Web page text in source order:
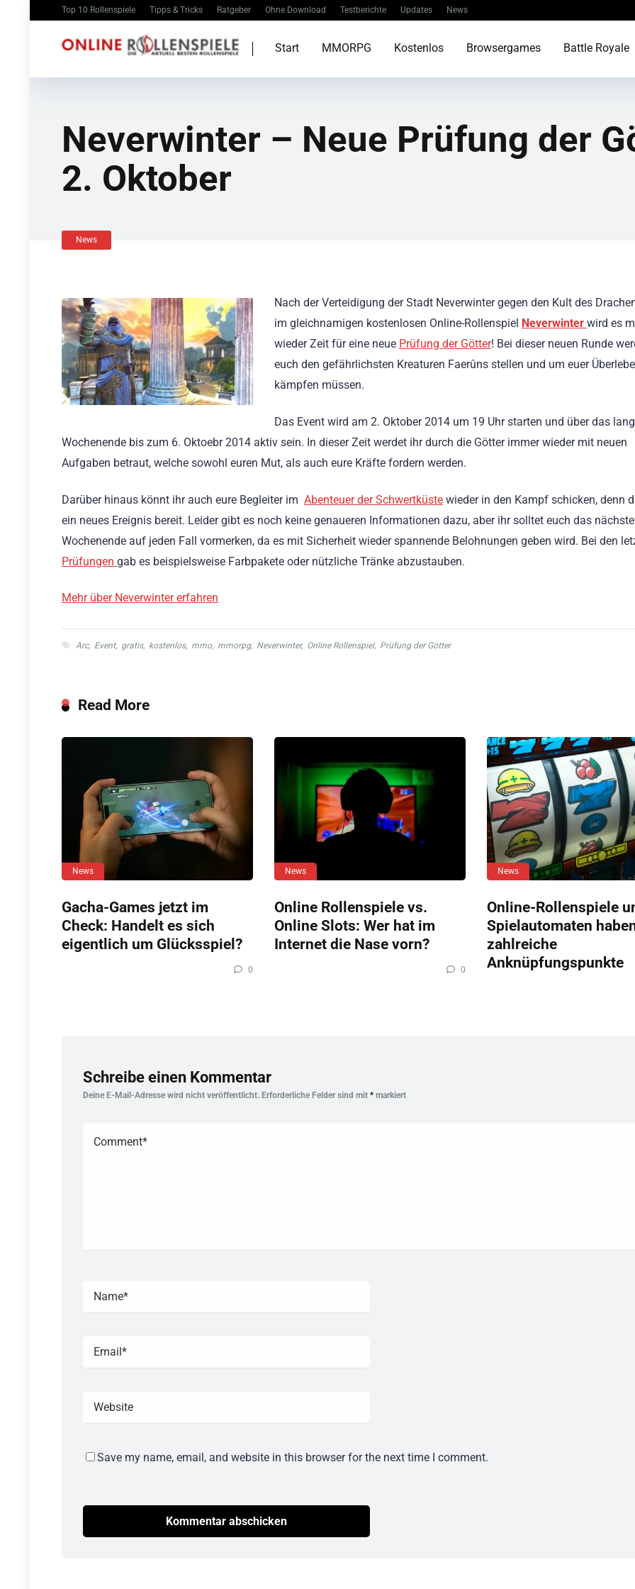
Top 10 Rollenspiele Tipps & Tricks Ratgeber Ohne Download Testberichte Updates News
Start MMORPG Kostenlos Browsergames Battle Royale
Neverwinter – Neue Prüfung der
2. Oktober
News
Nach der Verteidigung der Stadt Neverwinter gegen den Kult des
im gleichnamigen kostenlosen Online-Rollenspiel Neverwinter wird es
wieder Zeit für eine neue Prüfung der Götter! Bei dieser neuen Runde
euch den gefährlichsten Kreaturen Faerûns stellen und um euer
kämpfen müssen.
Das Event wird am 2. Oktober 2014 um 19 Uhr starten und über das
Wochenende bis zum 6. Oktoebr 2014 aktiv sein. In dieser Zeit werdet ihr durch die Götter immer wieder mit neuen
Aufgaben betraut, welche sowohl euren Mut, als auch eure Kräfte fordern werden.
Darüber hinaus könnt ihr auch eure Begleiter im Abenteuer der Schwertküste wieder in den Kampf schicken, denn
ein neues Ereignis bereit. Leider gibt es noch keine genaueren Informationen dazu, aber ihr solltet euch das nächste
Wochenende auf jeden Fall vormerken, da es mit Sicherheit wieder spannende Belohnungen geben wird. Bei den
Prüfungen gab es beispielsweise Farbpakete oder nützliche Tränke abzustauben.
Mehr über Neverwinter erfahren
Arc, Event, gratis, kostenlos, mmo, mmorpg, Neverwinter, Online Rollenspiel, Prüfung der Götter
Read More
News
Gacha-Games jetzt im
Check: Handelt es sich
eigentlich um Glücksspiel?
0
News
Online Rollenspiele vs.
Online Slots: Wer hat im
Internet die Nase vorn?
0
News
Online-Rollenspiele
Spielautomaten
zahlreiche
Anknüpfungspunkte
Schreibe einen Kommentar
Deine E-Mail-Adresse wird nicht veröffentlicht. Erforderliche Felder sind mit * markiert
Save my name, email, and website in this browser for the next time I comment.